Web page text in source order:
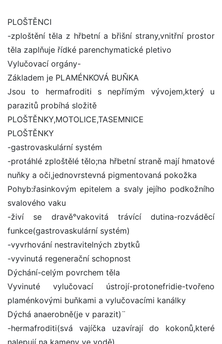
PLOŠTĚNCI
-zploštění těla z hřbetní a břišní strany,vnitřní prostor
těla zaplňuje řídké parenchymatické pletivo
Vylučovací orgány-
Základem je PLAMÉNKOVÁ BUŇKA
Jsou to hermafroditi s nepřímým vývojem,který u
parazitů probíhá složitě
PLOŠTĚNKY,MOTOLICE,TASEMNICE
PLOŠTĚNKY
-gastrovaskulární systém
-protáhlé zploštělé tělo;na hřbetní straně mají hmatové
nuňky a oči,jednovrstevná pigmentovaná pokožka
Pohyb:řasinkovým epitelem a svaly jejího podkožního
svalového vaku
-živí se dravě°vakovitá trávící dutina-rozváděcí
funkce(gastrovaskulární systém)
-vyvrhování nestravitelných zbytků
-vyvinutá regenerační schopnost
Dýchání-celým povrchem těla
Vyvinuté vylučovací ústrojí-protonefridie-tvořeno
plaménkovými buňkami a vylučovacími kanálky
Dýchá anaerobně(je v parazit)¨
-hermafroditi(svá vajíčka uzavírají do kokonů,které